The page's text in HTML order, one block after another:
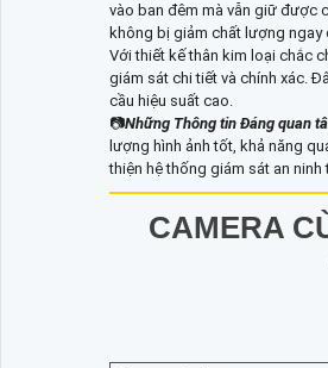
vào ban đêm mà vẫn giữ được
không bị giảm chất lượng ngay
Với thiết kế thân kim loại chắc
giám sát chi tiết và chính xác.
cầu hiệu suất cao.
📷Những Thông tin Đáng quan
lượng hình ảnh tốt, khả năng
thiện hệ thống giám sát an
CAMERA